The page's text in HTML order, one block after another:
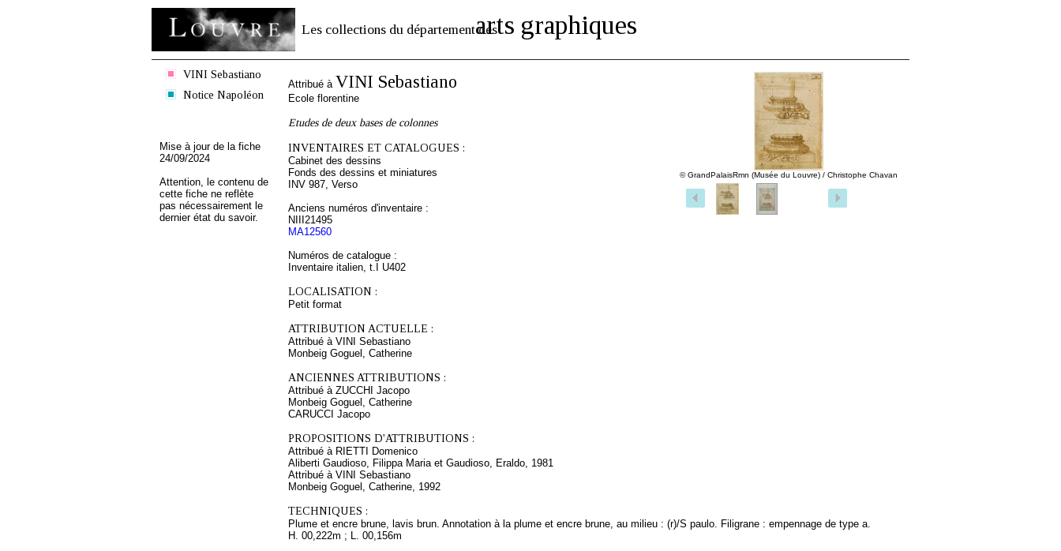
Les collections du département desarts graphiques
VINI Sebastiano
Notice Napoléon
Mise à jour de la fiche
24/09/2024
Attention, le contenu de
cette fiche ne reflète
pas nécessairement le
dernier état du savoir.
© GrandPalaisRmn (Musée du Louvre) / Christophe Chavan
Attribué à VINI Sebastiano
Ecole florentine
Etudes de deux bases de colonnes
INVENTAIRES ET CATALOGUES :
Cabinet des dessins
Fonds des dessins et miniatures
INV 987, Verso
Anciens numéros d'inventaire :
NIII21495
MA12560
Numéros de catalogue :
Inventaire italien, t.I U402
LOCALISATION :
Petit format
ATTRIBUTION ACTUELLE :
Attribué à VINI Sebastiano
Monbeig Goguel, Catherine
ANCIENNES ATTRIBUTIONS :
Attribué à ZUCCHI Jacopo
Monbeig Goguel, Catherine
CARUCCI Jacopo
PROPOSITIONS D'ATTRIBUTIONS :
Attribué à RIETTI Domenico
Aliberti Gaudioso, Filippa Maria et Gaudioso, Eraldo, 1981
Attribué à VINI Sebastiano
Monbeig Goguel, Catherine, 1992
TECHNIQUES :
Plume et encre brune, lavis brun. Annotation à la plume et encre brune, au milieu : (r)/S paulo. Filigrane : empennage de type a.
H. 00,222m ; L. 00,156m